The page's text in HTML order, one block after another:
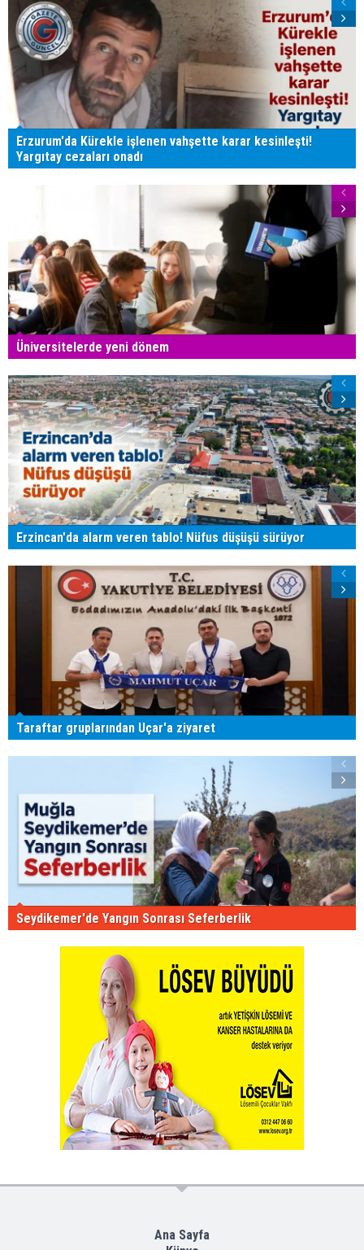
Erzurum'da Kürekle işlenen vahşette karar kesinleşti!
Yargıtay cezaları onadı
Üniversitelerde yeni dönem
Erzincan'da alarm veren tablo! Nüfus düşüşü sürüyor
Taraftar gruplarından Uçar'a ziyaret
Seydikemer'de Yangın Sonrası Seferberlik
Ana Sayfa